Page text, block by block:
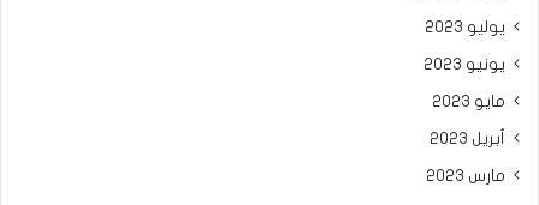
يوليو 2023
يونيو 2023
مايو 2023
أبريل 2023
مارس 2023